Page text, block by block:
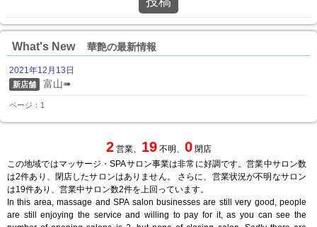
What's New 華艶の最新情報
2021年12月13日
新店舗 富山➠
ページ：1
2営業、 19不明、 0閉店
この地域ではマッサージ・SPAサロン事業は非常に好調です。営業中サロン数
は2件あり、閉店したサロンはありません。 さらに、営業状況が不明なサロン
は19件あり、営業中サロン数2件を上回っています。
In this area, massage and SPA salon businesses are still very good, people
are still enjoying the service and willing to pay for it, as you can see the